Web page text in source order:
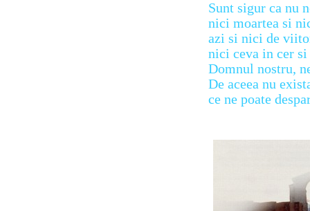
Sunt sigur ca nu
nici moartea si
azi si nici de
nici ceva in cer
Domnul nostru,
De aceea nu
ce ne poate